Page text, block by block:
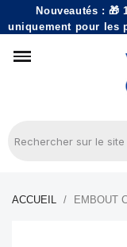
Nouveautés : 🎁
uniquement pour les
ACCUEIL EMBOUT